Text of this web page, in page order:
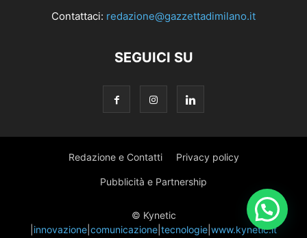
Contattaci: redazione@gazzettadimilano.it
SEGUICI SU
Redazione e Contatti Privacy policy
Pubblicità e Partnership
© Kynetic
innovazione comunicazione tecnologie www.kynetic.it